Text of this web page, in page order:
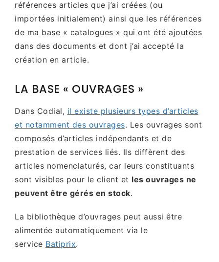
références articles que j’ai créées (ou
importées initialement) ainsi que les références
de ma base « catalogues » qui ont été ajoutées
dans des documents et dont j’ai accepté la
création en article.
LA BASE « OUVRAGES »
Dans Codial, il existe plusieurs types d’articles
et notamment des ouvrages. Les ouvrages sont
composés d’articles indépendants et de
prestation de services liés. Ils diffèrent des
articles nomenclaturés, car leurs constituants
sont visibles pour le client et les ouvrages ne
peuvent être gérés en stock.
La bibliothèque d’ouvrages peut aussi être
alimentée automatiquement via le
service Batiprix.